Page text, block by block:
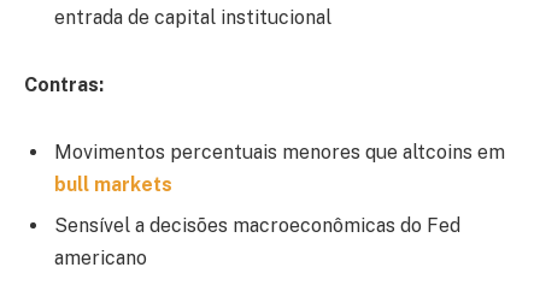
entrada de capital institucional
Contras:
Movimentos percentuais menores que altcoins em
bull markets
Sensível a decisões macroeconômicas do Fed
americano